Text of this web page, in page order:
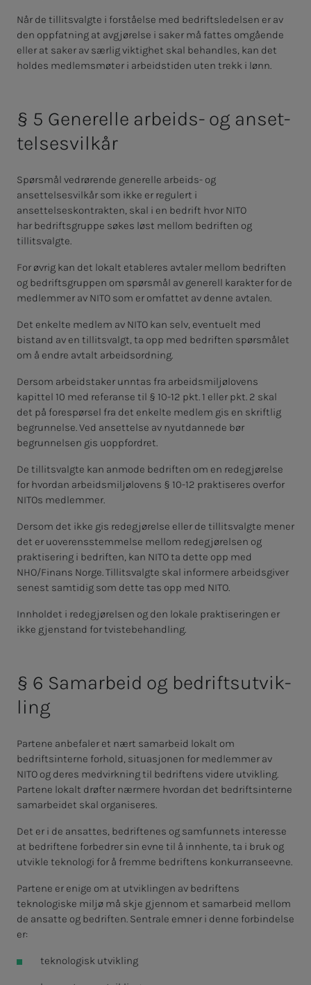
Når de tillitsvalgte i forståelse med bedriftsledelsen er av
den oppfatning at avgjørelse i saker må fattes omgående
eller at saker av særlig viktighet skal behandles, kan det
holdes medlemsmøter i arbeidstiden uten trekk i lønn.
§ 5 Ge­ne­rel­le ar­beids- og an­set­
tel­ses­vil­kår
Spørsmål vedrørende generelle arbeids- og
ansettelsesvilkår som ikke er regulert i
ansettelseskontrakten, skal i en bedrift hvor NITO
har bedriftsgruppe søkes løst mellom bedriften og
tillitsvalgte.
For øvrig kan det lokalt etableres avtaler mellom bedriften
og bedriftsgruppen om spørsmål av generell karakter for de
medlemmer av NITO som er omfattet av denne avtalen.
Det enkelte medlem av NITO kan selv, eventuelt med
bistand av en tillitsvalgt, ta opp med bedriften spørsmålet
om å endre avtalt arbeidsordning.
Dersom arbeidstaker unntas fra arbeidsmiljølovens
kapittel 10 med referanse til § 10-12 pkt. 1 eller pkt. 2 skal
det på forespørsel fra det enkelte medlem gis en skriftlig
begrunnelse. Ved ansettelse av nyutdannede bør
begrunnelsen gis uoppfordret.
De tillitsvalgte kan anmode bedriften om en redegjørelse
for hvordan arbeidsmiljølovens § 10-12 praktiseres overfor
NITOs medlemmer.
Dersom det ikke gis redegjørelse eller de tillitsvalgte mener
det er uoverensstemmelse mellom redegjørelsen og
praktisering i bedriften, kan NITO ta dette opp med
NHO/Finans Norge. Tillitsvalgte skal informere arbeidsgiver
senest samtidig som dette tas opp med NITO.
Innholdet i redegjørelsen og den lokale praktiseringen er
ikke gjenstand for tvistebehandling.
§ 6 Sam­ar­beid og be­drifts­ut­vik­
ling
Partene anbefaler et nært samarbeid lokalt om
bedriftsinterne forhold, situasjonen for medlemmer av
NITO og deres medvirkning til bedriftens videre utvikling.
Partene lokalt drøfter nærmere hvordan det bedriftsinterne
samarbeidet skal organiseres.
Det er i de ansattes, bedriftenes og samfunnets interesse
at bedriftene forbedrer sin evne til å innhente, ta i bruk og
utvikle teknologi for å fremme bedriftens konkurranseevne.
Partene er enige om at utviklingen av bedriftens
teknologiske miljø må skje gjennom et samarbeid mellom
de ansatte og bedriften. Sentrale emner i denne forbindelse
er:
teknologisk utvikling